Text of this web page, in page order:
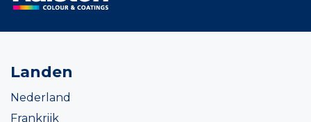
Landen
Nederland
Frankrijk